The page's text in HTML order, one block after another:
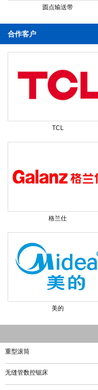
圆点输送带
合作客户
TCL
格兰仕
美的
重型滚筒
无缝管数控锯床